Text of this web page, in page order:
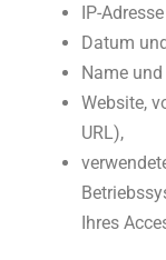
IP-
Datum
Name
Website,
URL),
Ihres